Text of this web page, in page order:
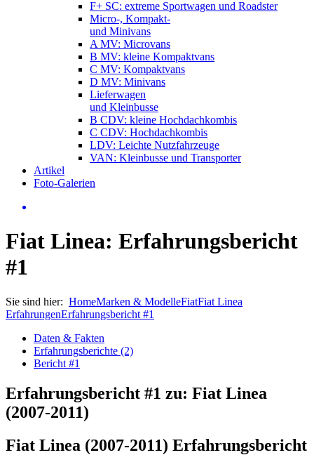
F+ SC: extreme Sportwagen und Roadster
Micro-, Kompakt-
und Minivans
A MV: Microvans
B MV: kleine Kompaktvans
C MV: Kompaktvans
D MV: Minivans
Lieferwagen
und Kleinbusse
B CDV: kleine Hochdachkombis
C CDV: Hochdachkombis
LDV: Leichte Nutzfahrzeuge
VAN: Kleinbusse und Transporter
Artikel
Foto-Galerien
Fiat Linea: Erfahrungsbericht
#1
Sie sind hier: HomeMarken & ModelleFiatFiat Linea
ErfahrungenErfahrungsbericht #1
Daten & Fakten
Erfahrungsberichte (2)
Bericht #1
Erfahrungsbericht #1 zu: Fiat Linea
(2007-2011)
Fiat Linea (2007-2011) Erfahrungsbericht